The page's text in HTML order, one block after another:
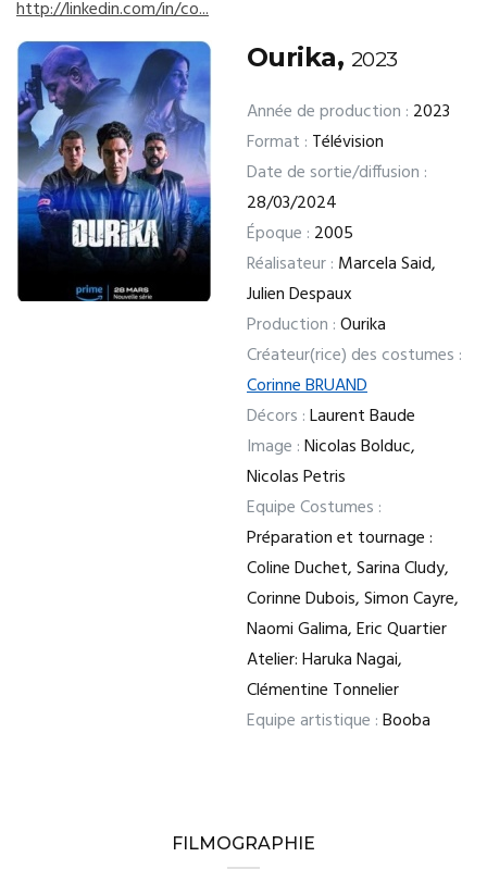
http://linkedin.com/in/co...
Ourika, 2023
Année de production : 2023
Format : Télévision
Date de sortie/diffusion :
28/03/2024
Époque : 2005
Réalisateur : Marcela Said,
Julien Despaux
Production :Ourika
Créateur(rice) des costumes :
Corinne BRUAND
Décors :Laurent Baude
Image :Nicolas Bolduc,
Nicolas Petris
Equipe Costumes :
Préparation et tournage :
Coline Duchet, Sarina Cludy,
Corinne Dubois, Simon Cayre,
Naomi Galima, Eric Quartier
Atelier: Haruka Nagai,
Clémentine Tonnelier
Equipe artistique :Booba
FILMOGRAPHIE